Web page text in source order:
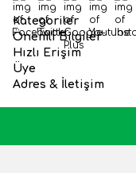
Facebook
TwitterGoogle-
Kategoriler
Önemli Bilgiler
Hızlı Erişim
Üye
Adres & İletişim